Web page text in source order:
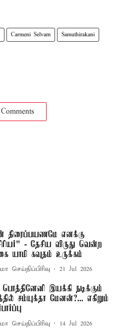
Carmeni Selvam Samuthirakani
திரைப்பயணமே எனக்கு
- தேசிய விருது வென்ற
யாமி கவுதம் உருக்கம்
செய்திப்பிரிவு 21 Jul 2026
பொத்தினேனி இயக்கி நடிக்கும்
சம்யுக்தா மேனன்?... எகிறும்
செய்திப்பிரிவு 14 Jul 2026